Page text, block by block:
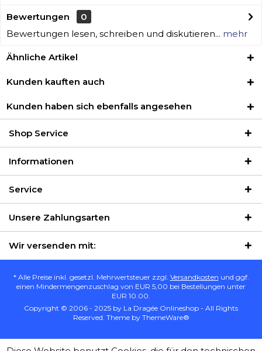
Bewertungen
0
Bewertungen lesen, schreiben und diskutieren... mehr
Ähnliche Artikel
Kunden kauften auch
Kunden haben sich ebenfalls angesehen
Shop Service
Informationen
Service
Unsere Zahlungsarten
Wir versenden mit:
* Alle Preise inkl. gesetzl. Mehrwertsteuer zzgl. Versandkosten und ggf.
einen Mindermengenzuschlag von EUR 5,00 bei Bestellungen unter
EUR 10.00.
Copyright © 2006 - 2025 by La Dragée Onlineshop - All Rights
Reserved. Theme by ThemeWare®